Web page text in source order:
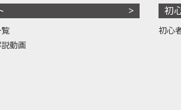
動画
初
初心